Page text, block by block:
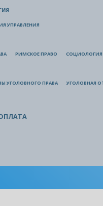
УПРАВЛЕНИЯ
РИМСКОЕ ПРАВО СОЦИОЛОГИЯ
УГОЛОВНОГО ПРАВА УГОЛОВНАЯ